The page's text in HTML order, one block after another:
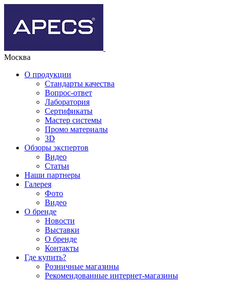
Москва
О продукции
Стандарты качества
Вопрос-ответ
Лаборатория
Сертификаты
Мастер системы
Промо материалы
3D
Обзоры экспертов
Видео
Статьи
Наши партнеры
Галерея
Фото
Видео
О бренде
Новости
Выставки
О бренде
Контакты
Где купить?
Розничные магазины
Рекомендованные интернет-магазины